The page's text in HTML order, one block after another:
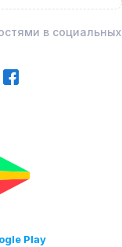
в социальных
Play